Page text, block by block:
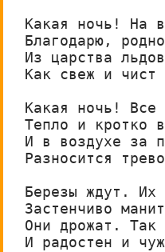
Какая ночь! На
Благодарю,
Из царства
Как свеж и чист
Какая ночь! Все
Тепло и кротко
И в воздухе за
Разносится
Березы ждут. Их
Застенчиво
Они дрожат. Так
И радостен и